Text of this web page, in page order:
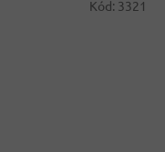
Kód: 3321